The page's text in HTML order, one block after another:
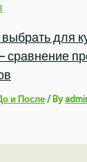
для
и После / By